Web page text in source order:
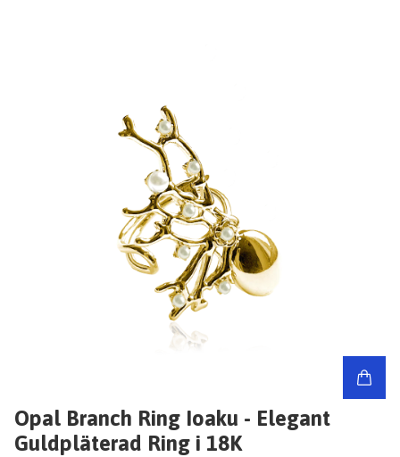
Opal Branch Ring Ioaku - Elegant
Guldpläterad Ring i 18K